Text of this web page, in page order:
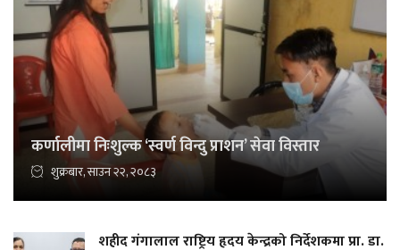
कर्णालीमा निःशुल्क ‘स्वर्ण विन्दु प्राशन’ सेवा विस्तार
शुक्रबार, साउन २२, २०८३
शहीद गंगालाल राष्ट्रिय हृदय केन्द्रको निर्देशकमा प्रा. डा.